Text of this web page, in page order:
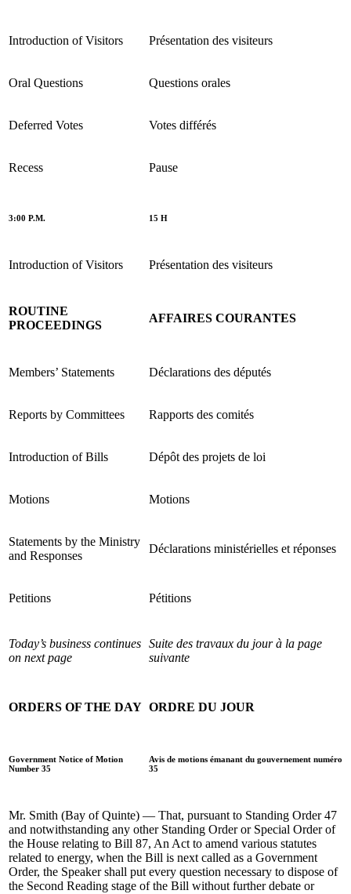
Introduction of Visitors Présentation des visiteurs
Oral Questions Questions orales
Deferred Votes Votes différés
Recess Pause
3:00 P.M. 15 H
Introduction of Visitors Présentation des visiteurs
ROUTINE
PROCEEDINGS
AFFAIRES COURANTES
Members’ Statements Déclarations des députés
Reports by Committees Rapports des comités
Introduction of Bills Dépôt des projets de loi
Motions Motions
Statements by the Ministry
and Responses
Déclarations ministérielles et réponses
Petitions Pétitions
Today’s business continues
on next page
Suite des travaux du jour à la page
suivante
ORDERS OF THE DAY ORDRE DU JOUR
Government Notice of Motion
Number 35
Avis de motions émanant du gouvernement numéro
35
Mr. Smith (Bay of Quinte) — That, pursuant to Standing Order 47
and notwithstanding any other Standing Order or Special Order of
the House relating to Bill 87, An Act to amend various statutes
related to energy, when the Bill is next called as a Government
Order, the Speaker shall put every question necessary to dispose of
the Second Reading stage of the Bill without further debate or